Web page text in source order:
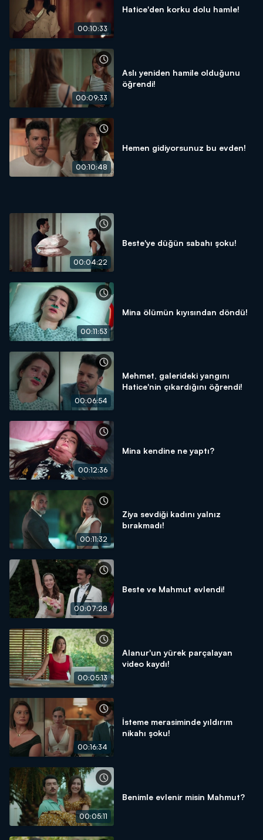
00:10:33
Hatice'den korku dolu hamle!
00:09:33
Aslı yeniden hamile olduğunu
öğrendi!
00:10:48
Hemen gidiyorsunuz bu evden!
00:04:22
Beste'ye düğün sabahı şoku!
00:11:53
Mina ölümün kıyısından döndü!
00:06:54
Mehmet, galerideki yangını
Hatice'nin çıkardığını öğrendi!
00:12:36
Mina kendine ne yaptı?
00:11:32
Ziya sevdiği kadını yalnız
bırakmadı!
00:07:28
Beste ve Mahmut evlendi!
00:05:13
Alanur'un yürek parçalayan
video kaydı!
00:16:34
İsteme merasiminde yıldırım
nikahı şoku!
00:05:11
Benimle evlenir misin Mahmut?